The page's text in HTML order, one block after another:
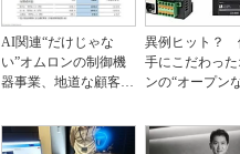
AI関連“だけじゃな
い”オムロンの制御機
器事業、地道な顧客基
異例ヒット？
手にこだわった
ンの“オープン